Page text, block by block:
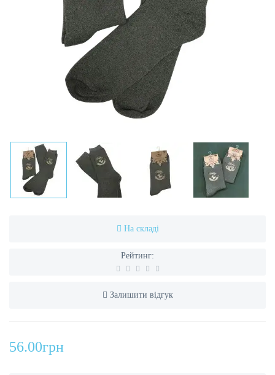
На складі
Рейтинг:
Залишити відгук
56.00грн